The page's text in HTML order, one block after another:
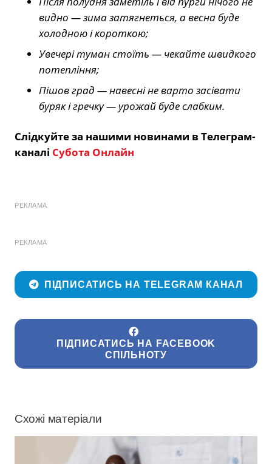
видно — зима затягнеться, а весна буде
холодною і короткою;
Увечері туман стоїть — чекайте швидкого
потепління;
Пішов град — навесні не варто засівати
буряк і гречку — урожай буде слабким.
Слідкуйте за нашими новинами в Телеграм-
каналі Субота Онлайн
РЕКЛАМА
РЕКЛАМА
ПІДПИСАТИСЬ НА TELEGRAM КАНАЛ
ПІДПИСАТИСЬ НА FACEBOOK
СПІЛЬНОТУ
Схожі матеріали